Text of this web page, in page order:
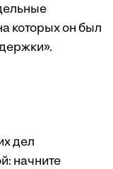
которых он был
дел
начните